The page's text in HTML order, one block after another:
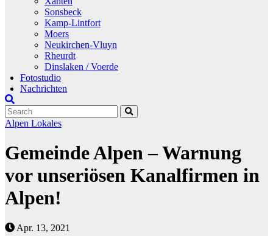
Sonsbeck
Kamp-Lintfort
Moers
Neukirchen-Vluyn
Rheurdt
Dinslaken / Voerde
Fotostudio
Nachrichten
Alpen Lokales
Gemeinde Alpen – Warnung
vor unseriösen Kanalfirmen in
Alpen!
Apr. 13, 2021